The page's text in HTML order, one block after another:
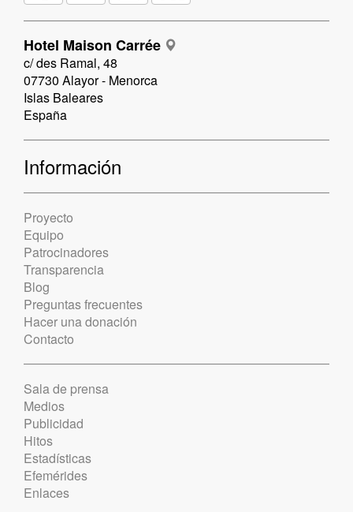
Hotel Maison Carrée
c/ des Ramal, 48
07730 Alayor - Menorca
Islas Baleares
España
Información
Proyecto
Equipo
Patrocinadores
Transparencia
Blog
Preguntas frecuentes
Hacer una donación
Contacto
Sala de prensa
Medios
Publicidad
Hitos
Estadísticas
Efemérides
Enlaces